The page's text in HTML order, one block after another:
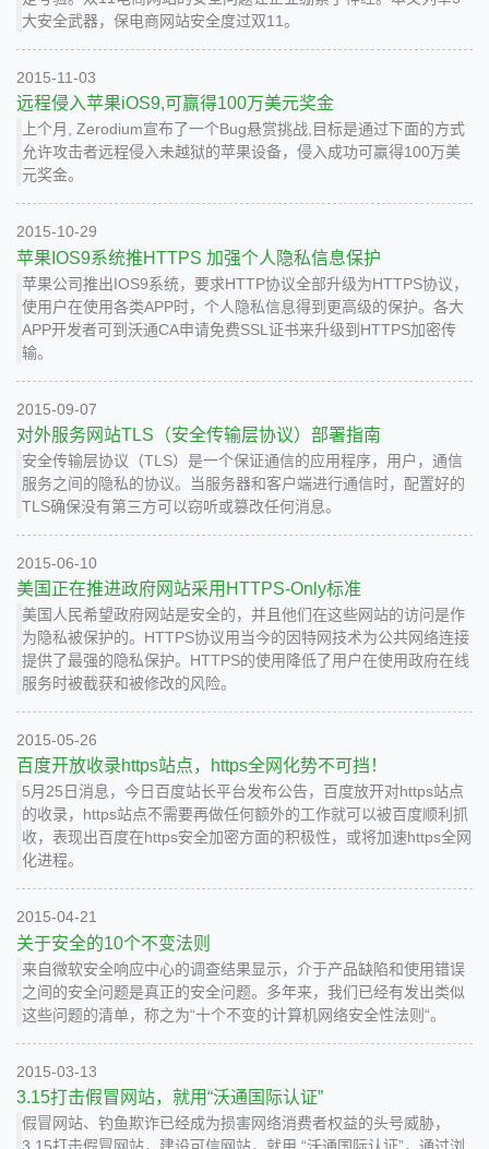
大安全武器，保电商网站安全度过双11。
2015-11-03
远程侵入苹果iOS9,可赢得100万美元奖金
上个月, Zerodium宣布了一个Bug悬赏挑战,目标是通过下面的方式
允许攻击者远程侵入未越狱的苹果设备，侵入成功可赢得100万美
元奖金。
2015-10-29
苹果IOS9系统推HTTPS 加强个人隐私信息保护
苹果公司推出IOS9系统，要求HTTP协议全部升级为HTTPS协议，
使用户在使用各类APP时，个人隐私信息得到更高级的保护。各大
APP开发者可到沃通CA申请免费SSL证书来升级到HTTPS加密传
输。
2015-09-07
对外服务网站TLS（安全传输层协议）部署指南
安全传输层协议（TLS）是一个保证通信的应用程序，用户，通信
服务之间的隐私的协议。当服务器和客户端进行通信时，配置好的
TLS确保没有第三方可以窃听或篡改任何消息。
2015-06-10
美国正在推进政府网站采用HTTPS-Only标准
美国人民希望政府网站是安全的，并且他们在这些网站的访问是作
为隐私被保护的。HTTPS协议用当今的因特网技术为公共网络连接
提供了最强的隐私保护。HTTPS的使用降低了用户在使用政府在线
服务时被截获和被修改的风险。
2015-05-26
百度开放收录https站点，https全网化势不可挡！
5月25日消息，今日百度站长平台发布公告，百度放开对https站点
的收录，https站点不需要再做任何额外的工作就可以被百度顺利抓
收，表现出百度在https安全加密方面的积极性，或将加速https全网
化进程。
2015-04-21
关于安全的10个不变法则
来自微软安全响应中心的调查结果显示，介于产品缺陷和使用错误
之间的安全问题是真正的安全问题。多年来，我们已经有发出类似
这些问题的清单，称之为“十个不变的计算机网络安全性法则“。
2015-03-13
3.15打击假冒网站，就用“沃通国际认证”
假冒网站、钓鱼欺诈已经成为损害网络消费者权益的头号威胁，
3.15打击假冒网站，建设可信网站，就用 “沃通国际认证”，通过浏